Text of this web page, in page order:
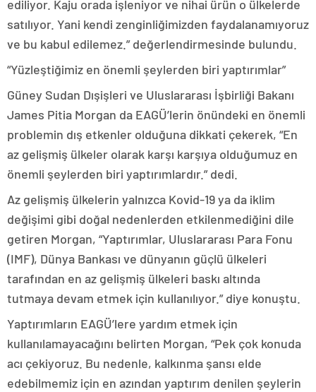
ediliyor. Kaju orada işleniyor ve nihai ürün o ülkelerde
satılıyor. Yani kendi zenginliğimizden faydalanamıyoruz
ve bu kabul edilemez.” değerlendirmesinde bulundu.
“Yüzleştiğimiz en önemli şeylerden biri yaptırımlar”
Güney Sudan Dışişleri ve Uluslararası İşbirliği Bakanı
James Pitia Morgan da EAGÜ’lerin önündeki en önemli
problemin dış etkenler olduğuna dikkati çekerek, “En
az gelişmiş ülkeler olarak karşı karşıya olduğumuz en
önemli şeylerden biri yaptırımlardır.” dedi.
Az gelişmiş ülkelerin yalnızca Kovid-19 ya da iklim
değişimi gibi doğal nedenlerden etkilenmediğini dile
getiren Morgan, “Yaptırımlar, Uluslararası Para Fonu
(IMF), Dünya Bankası ve dünyanın güçlü ülkeleri
tarafından en az gelişmiş ülkeleri baskı altında
tutmaya devam etmek için kullanılıyor.” diye konuştu.
Yaptırımların EAGÜ’lere yardım etmek için
kullanılamayacağını belirten Morgan, “Pek çok konuda
acı çekiyoruz. Bu nedenle, kalkınma şansı elde
edebilmemiz için en azından yaptırım denilen şeylerin